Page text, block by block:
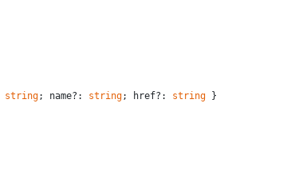
string; name?: string; href?: string }